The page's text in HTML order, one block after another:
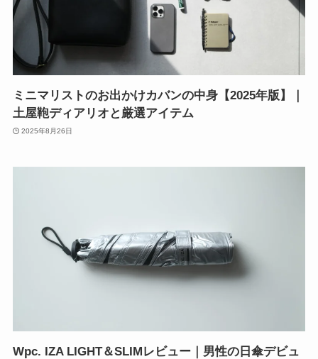
ミニマリストのお出かけカバンの中身【2025年版】｜
土屋鞄ディアリオと厳選アイテム
2025年8月26日
Wpc. IZA LIGHT＆SLIMレビュー｜男性の日傘デビュ